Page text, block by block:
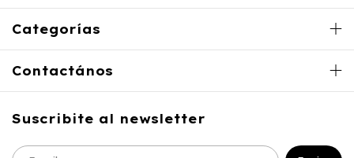
Categorías
Contactános
Suscribite al newsletter